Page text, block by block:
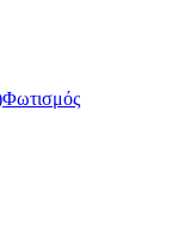
Φωτισμός